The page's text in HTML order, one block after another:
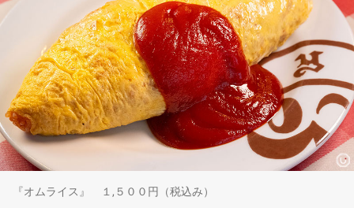
『オムライス』 １,５００円（税込み）